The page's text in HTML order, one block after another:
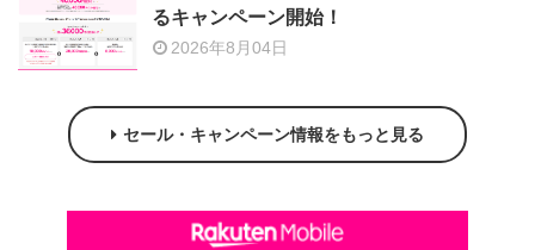
るキャンペーン開始！
2026年8月04日
セール・キャンペーン情報をもっと見る